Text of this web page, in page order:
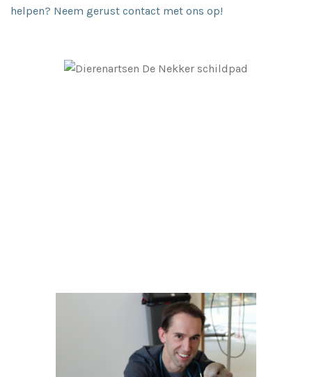
helpen? Neem gerust contact met ons op!